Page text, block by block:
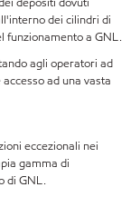
dei cilindri di
funzionamento a GNL.
agli operatori ad
ad una vasta
eccezionali nei
gamma di
di GNL.